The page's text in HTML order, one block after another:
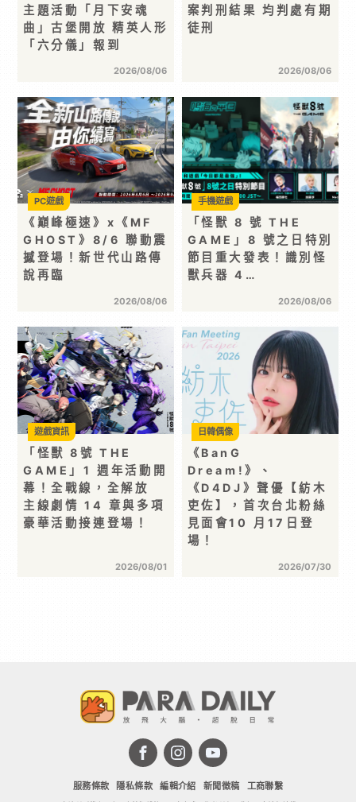
主題活動「月下安魂
曲」古堡開放 精英人形
「六分儀」報到
2026/08/06
案判刑結果 均判處有期
徒刑
2026/08/06
《巔峰極速》x《MF
GHOST》8/6 聯動震
撼登場！新世代山路傳
說再臨
2026/08/06
PC遊戲
「怪獸 8 號 THE
GAME」8 號之日特別
節目重大發表！識別怪
獸兵器 4…
2026/08/06
手機遊戲
「怪獸 8號 THE
GAME」1 週年活動開
幕！全戰線，全解放
主線劇情 14 章與多項
豪華活動接連登場！
2026/08/01
遊戲資訊
《BanG
Dream!》、
《D4DJ》聲優【紡木
吏佐】，首次台北粉絲
見面會10 月17日登
場！
2026/07/30
日韓偶像
服務條款 隱私條款 編輯介紹 新聞徵稿 工商聯繫